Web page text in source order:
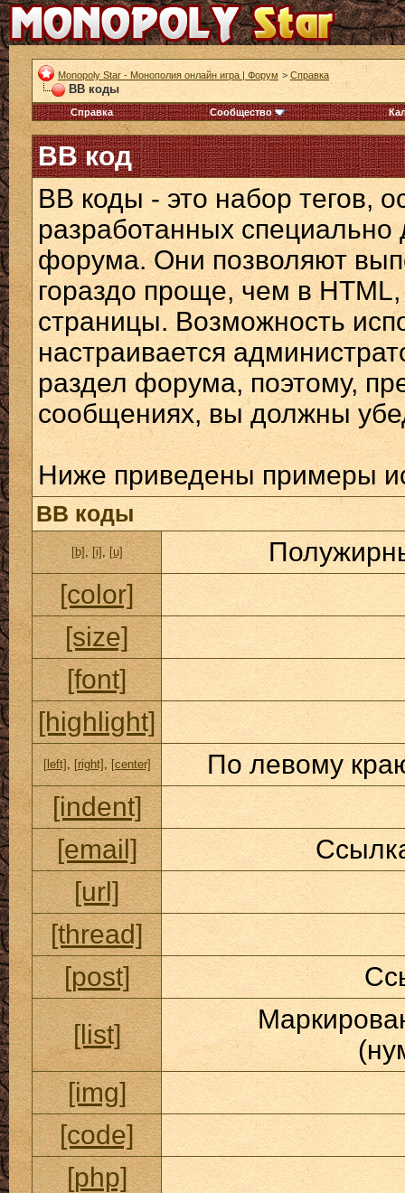
Monopoly Star - Монополия онлайн игра | Форум > Справка
BB коды
Справка Сообщество
BB код
BB коды - это набор тегов,
разработанных
форума. Они позволяют
гораздо проще, чем в
страницы. Возможность
настраивается
раздел форума, поэтому,
сообщениях, вы должны
Ниже приведены примеры
BB коды
[b] ,[i],[u]
[color]
[size]
[font]
[highlight]
[left], [right] ,[center]
По левому
[indent]
[email]
[url]
[thread]
[post]
[list]
[img]
[code]
[php]